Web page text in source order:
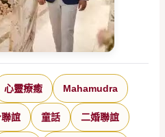
心靈療癒 Mahamudra
誼 童話 二婚聯誼